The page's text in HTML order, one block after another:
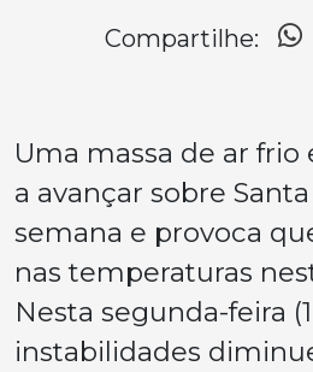
Compartilhe:
Uma massa de ar frio
a avançar sobre
semana e provoca
nas temperaturas
Nesta segunda-feira
instabilidades